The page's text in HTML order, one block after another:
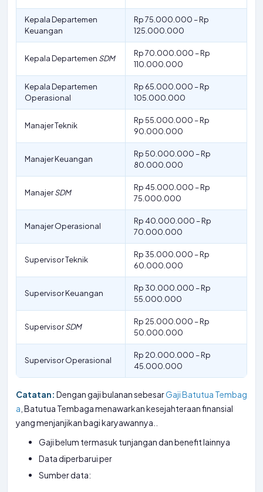
Kepala Departemen
Keuangan
Rp 75.000.000 – Rp
125.000.000
Kepala Departemen SDM
Rp 70.000.000 – Rp
110.000.000
Kepala Departemen
Operasional
Rp 65.000.000 – Rp
105.000.000
Manajer Teknik
Rp 55.000.000 – Rp
90.000.000
Manajer Keuangan
Rp 50.000.000 – Rp
80.000.000
ManajerSDM
Rp 45.000.000 – Rp
75.000.000
Manajer Operasional
Rp 40.000.000 – Rp
70.000.000
Supervisor Teknik
Rp 35.000.000 – Rp
60.000.000
Supervisor Keuangan
Rp 30.000.000 – Rp
55.000.000
SupervisorSDM
Rp 25.000.000 – Rp
50.000.000
Supervisor Operasional
Rp 20.000.000 – Rp
45.000.000
Catatan: Dengan gaji bulanan sebesarGaji Batutua Tembag
a , Batutua Tembaga menawarkan kesejahteraan finansial
yang menjanjikan bagi karyawannya..
Gaji belum termasuk tunjangan dan benefit lainnya
Data diperbarui per
Sumber data: